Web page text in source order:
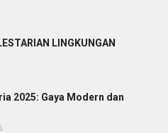
LINGKUNGAN
2025: Gaya Modern dan